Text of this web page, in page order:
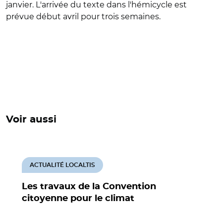
janvier. L'arrivée du texte dans l'hémicycle est
prévue début avril pour trois semaines.
Voir aussi
Les travaux de la Convention
citoyenne pour le climat
ACTUALITÉ LOCALTIS